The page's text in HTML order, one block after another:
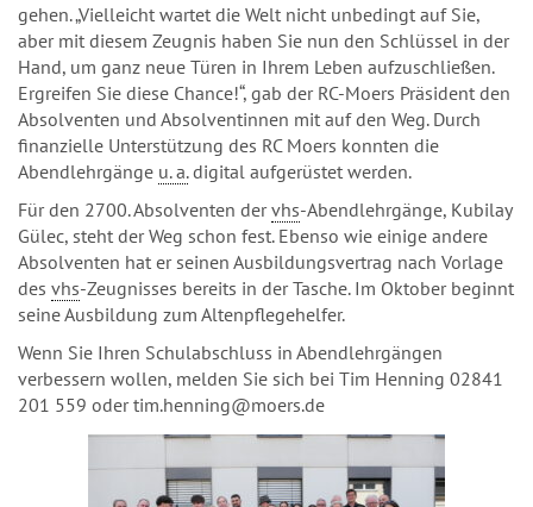
gehen. „Vielleicht wartet die Welt nicht unbedingt auf Sie,
aber mit diesem Zeugnis haben Sie nun den Schlüssel in der
Hand, um ganz neue Türen in Ihrem Leben aufzuschließen.
Ergreifen Sie diese Chance!“, gab der RC-Moers Präsident den
Absolventen und Absolventinnen mit auf den Weg. Durch
finanzielle Unterstützung des RC Moers konnten die
Abendlehrgänge u. a.digital aufgerüstet werden.
Für den 2700. Absolventen dervhs-Abendlehrgänge, Kubilay
Gülec, steht der Weg schon fest. Ebenso wie einige andere
Absolventen hat er seinen Ausbildungsvertrag nach Vorlage
des vhs-Zeugnisses bereits in der Tasche. Im Oktober beginnt
seine Ausbildung zum Altenpflegehelfer.
Wenn Sie Ihren Schulabschluss in Abendlehrgängen
verbessern wollen, melden Sie sich bei Tim Henning 02841
201 559 oder tim.henning@moers.de